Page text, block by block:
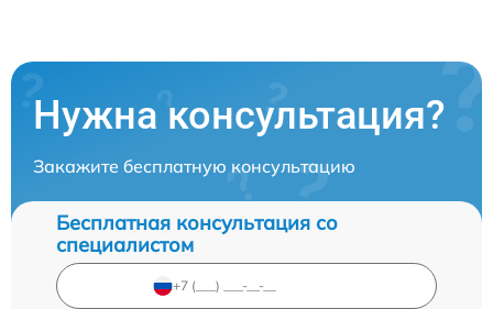
Нужна консультация?
Закажите бесплатную консультацию
Бесплатная консультация со
специалистом